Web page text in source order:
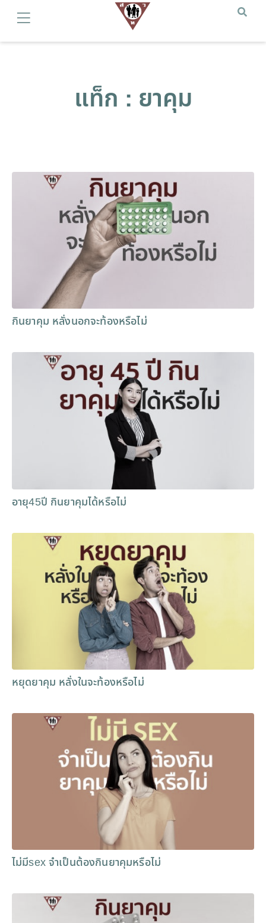
แท็ก : ยาคุม
กินยาคุม หลั่งนอกจะท้องหรือไม่
อายุ45ปี กินยาคุมได้หรือไม่
หยุดยาคุม หลั่งในจะท้องหรือไม่
ไม่มีsex จำเป็นต้องกินยาคุมหรือไม่